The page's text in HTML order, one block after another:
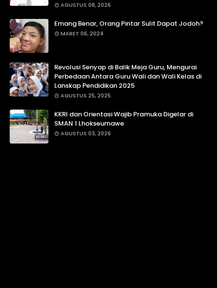
AGUSTUS 08, 2026
Emang Benar, Orang Pintar Sulit Dapat Jodoh?
MARET 06, 2024
Revolusi Senyap di Balik Meja Guru, Mengurai
Perbedaan Antara Guru Wali dan Wali Kelas di
Lanskap Pendidikan 2025
AGUSTUS 25, 2025
KKRI dan Orientasi Wajib Pramuka Digelar di
SMAN 1 Lhokseumawe
AGUSTUS 03, 2026